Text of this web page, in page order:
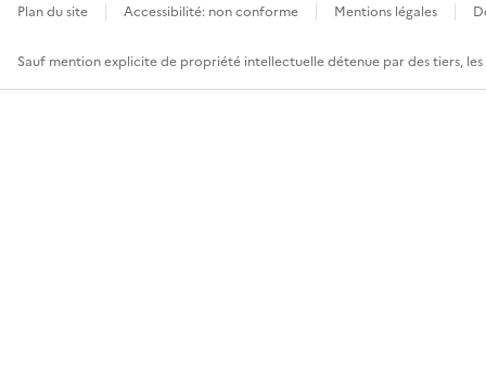
Plan du site Accessibilité: non conforme Mentions légales
Sauf mention explicite de propriété intellectuelle détenue par des tiers,